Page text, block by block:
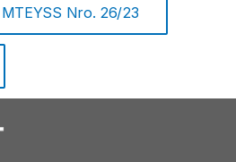
Nro. 26/23